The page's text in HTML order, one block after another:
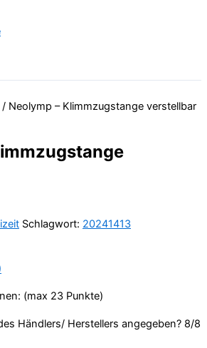
/ Neolymp – Klimmzugstange verstellbar
Schlagwort: 20241413
(max 23 Punkte)
Händlers/ Herstellers angegeben? 8/8